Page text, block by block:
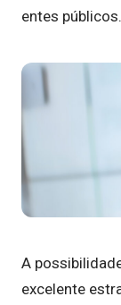
entes públicos.
A
excelente